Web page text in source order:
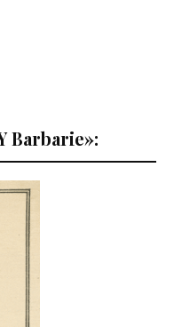
Barbarie»: